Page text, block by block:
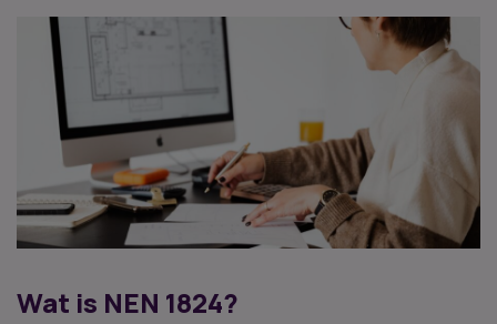
Wat is NEN 1824?